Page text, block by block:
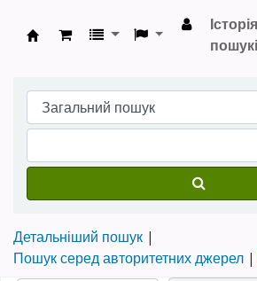
Бібліотека НТШ ›
Історія
Детальніший пошук
Пошук серед авторитетних джерел